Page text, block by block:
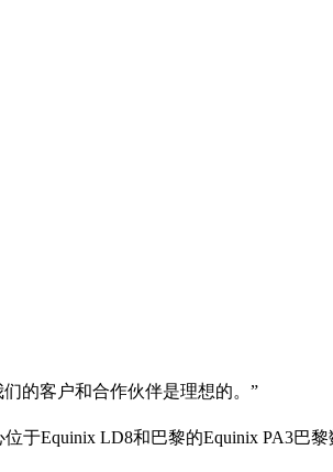
的客户和合作伙伴是理想的。”
Equinix LD8和巴黎的Equinix PA3巴黎